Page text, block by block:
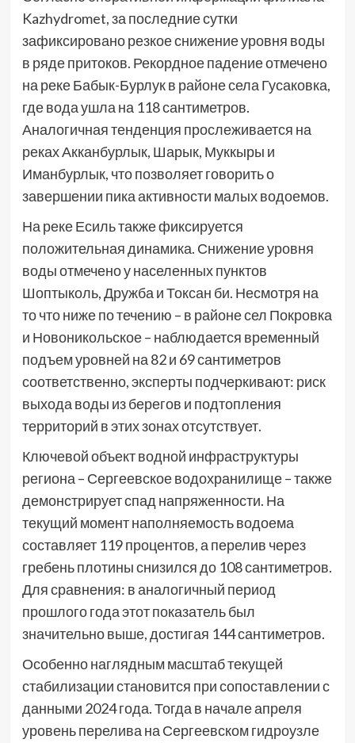
Kazhydromet, за последние сутки
зафиксировано резкое снижение уровня воды
в ряде притоков. Рекордное падение отмечено
на реке Бабык-Бурлук в районе села Гусаковка,
где вода ушла на 118 сантиметров.
Аналогичная тенденция прослеживается на
реках Акканбурлык, Шарык, Муккыры и
Иманбурлык, что позволяет говорить о
завершении пика активности малых водоемов.
На реке Есиль также фиксируется
положительная динамика. Снижение уровня
воды отмечено у населенных пунктов
Шоптыколь, Дружба и Токсан би. Несмотря на
то что ниже по течению – в районе сел Покровка
и Новоникольское – наблюдается временный
подъем уровней на 82 и 69 сантиметров
соответственно, эксперты подчеркивают: риск
выхода воды из берегов и подтопления
территорий в этих зонах отсутствует.
Ключевой объект водной инфраструктуры
региона – Сергеевское водохранилище – также
демонстрирует спад напряженности. На
текущий момент наполняемость водоема
составляет 119 процентов, а перелив через
гребень плотины снизился до 108 сантиметров.
Для сравнения: в аналогичный период
прошлого года этот показатель был
значительно выше, достигая 144 сантиметров.
Особенно наглядным масштаб текущей
стабилизации становится при сопоставлении с
данными 2024 года. Тогда в начале апреля
уровень перелива на Сергеевском гидроузле